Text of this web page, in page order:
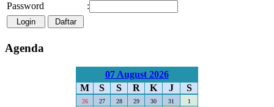
Password
:
Agenda
07 August 2026
M
S S R K J S
26 27 28 29 30 31
1